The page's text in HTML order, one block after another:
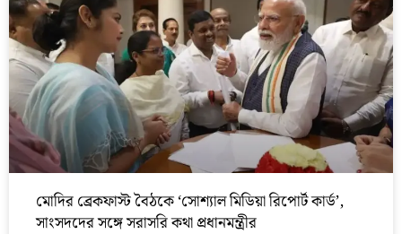
মোদির ব্রেকফাস্ট বৈঠকে ‘সোশ্যাল মিডিয়া রিপোর্ট কার্ড’,
সাংসদদের সঙ্গে সরাসরি কথা প্রধানমন্ত্রীর